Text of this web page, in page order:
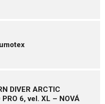
DIVER ARCTIC
PRO 6, vel. XL – NOVÁ